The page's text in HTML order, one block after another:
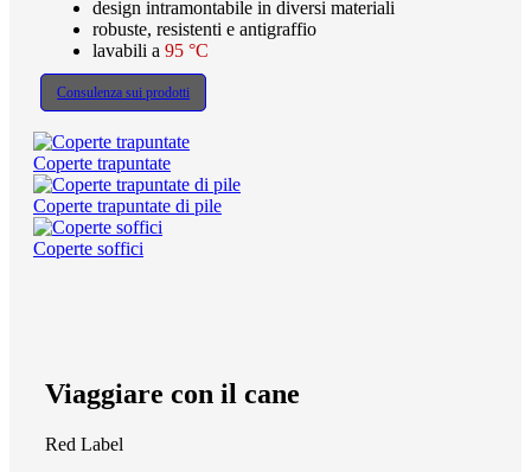
design intramontabile in diversi materiali
robuste, resistenti e antigraffio
lavabili a 95 °C
Consulenza sui prodotti
Coperte trapuntate
Coperte trapuntate di pile
Coperte soffici
Viaggiare con il cane
Red Label